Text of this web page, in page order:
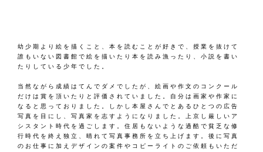
幼少期より絵を描くこと、本を読むことが好きで、授業を抜けて
誰もいない図書館で絵を描いたり本を読み漁ったり、小説を書い
たりしている少年でした。
当然ながら成績はてんでダメでしたが、絵画や作文のコンクール
だけは賞を頂いたりと評価されていました。自分は画家や作家に
なると思っておりました。しかし本屋さんでとあるひとつの広告
写真を目にし、写真家を志すようになりました。上京し厳しいア
シスタント時代を過ごします。住居もないような過酷で貧乏な修
行時代を終え独立、晴れて写真事務所を立ち上げます。後に写真
のお仕事に加えデザインの案件やコピーライトのご依頼もいただ